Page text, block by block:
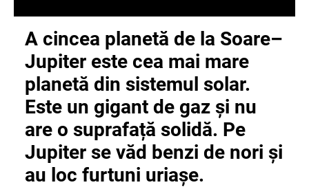
A cincea planetă de la Soare–
Jupiter este cea mai mare
planetă din sistemul solar.
Este un gigant de gaz și nu
are o suprafață solidă. Pe
Jupiter se văd benzi de nori și
au loc furtuni uriașe.